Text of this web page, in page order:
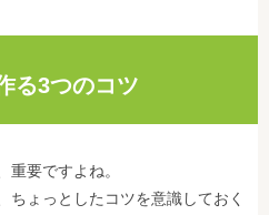
る3つのコツ
重要ですよね。
ちょっとしたコツを意識しておく